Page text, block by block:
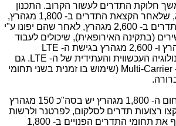
חלוקת התדרים לעשור הקרוב. התכנון
של ועדת התדרים הוא, שלאחר הקצאת התדרים ב- 1,800 מגהרץ,
בעוד כמה שנים יוקצו תדרים ב- 2,600 מגהרץ, לאחר שהם יפונו ע"י
(בתקינה האירופאית), שיכולים לעבוד
LTE
העכשווית והעתידית של ה- LTE . גם
Multi-Carrier (שימוש בו זמנית בשני תחומי
בתקן האירופאי של תחום ה- 1,800 מגהרץ יש בסה"כ 150 מגהרץ
רצועות תדרים לסלקום, לפרטנר ולרשות
הפלסטינאית. אם נצרף את תחומי התדרים הפנויים ב- 1,800